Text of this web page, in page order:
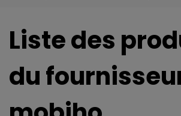
Liste des
du